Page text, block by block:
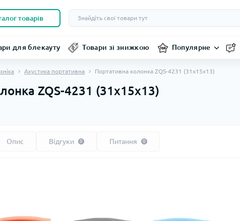
товарів
для блекауту Товари зі знижкою Популярне
Акустика портативна Портативна колонка ZQS-4231 (31х15х13)
ZQS-4231 (31х15х13)
Опис Відгуки 0 Питання 0